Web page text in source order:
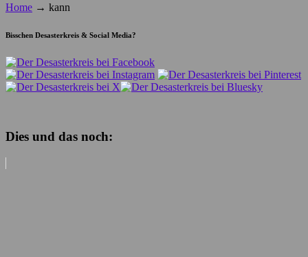
Home → kann
Bisschen Desasterkreis & Social Media?
Dies und das noch: